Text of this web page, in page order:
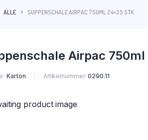
ALLE SUPPENSCHALE AIRPAC 750ML 24×25 STK.
Airpac
Karton Artikelnummer: 0290.11